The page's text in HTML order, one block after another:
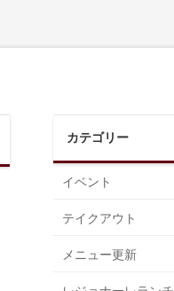
カテゴリー
イベント
テイクアウト
メニュー更新